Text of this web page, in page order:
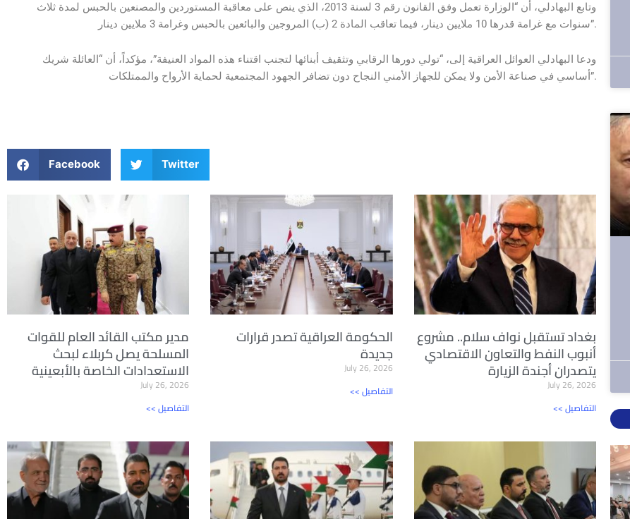
وتابع البهادلي، أن “الوزارة تعمل وفق القانون رقم 3 لسنة 2013، الذي ينص على معاقبة المستوردين والمصنعين بالحبس لمدة ثلاث
سنوات مع غرامة قدرها 10 ملايين دينار، فيما تعاقب المادة 2 (ب) المروجين والبائعين بالحبس وغرامة 3 ملايين دينار”.
ودعا البهادلي العوائل العراقية إلى، “تولي دورها الرقابي وتثقيف أبنائها لتجنب اقتناء هذه المواد العنيفة”، مؤكداً، أن “العائلة شريك
أساسي في صناعة الأمن ولا يمكن للجهاز الأمني النجاح دون تضافر الجهود المجتمعية لحماية الأرواح والممتلكات”.
Facebook Twitter
مدير مكتب القائد العام للقوات
المسلحة يصل كربلاء لبحث
الاستعدادات الخاصة بالأبعينية
July 26, 2026
<< التفاصيل
الحكومة العراقية تصدر قرارات
جديدة
July 26, 2026
<< التفاصيل
بغداد تستقبل نواف سلام.. مشروع
أنبوب النفط والتعاون الاقتصادي
يتصدران أجندة الزيارة
July 26, 2026
<< التفاصيل